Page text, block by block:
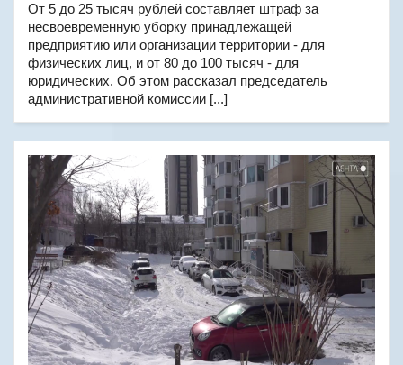
От 5 до 25 тысяч рублей составляет штраф за
несвоевременную уборку принадлежащей
предприятию или организации территории - для
физических лиц, и от 80 до 100 тысяч - для
юридических. Об этом рассказал председатель
административной комиссии [...]